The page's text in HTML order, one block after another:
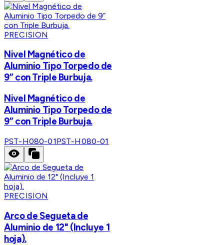
PRECISION
Nivel Magnético de
Aluminio Tipo Torpedo de
9” con Triple Burbuja.
Nivel Magnético de
Aluminio Tipo Torpedo de
9” con Triple Burbuja.
PST-H080-01PST-H080-01
PRECISION
Arco de Segueta de
Aluminio de 12" (Incluye 1
hoja).